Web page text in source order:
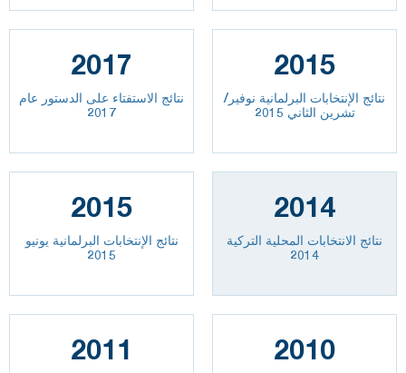
2017
نتائج الاستفتاء على الدستور عام
2017
2015
نتائج الإنتخابات البرلمانية نوفير/
تشرين الثاني 2015
2015
نتائج الإنتخابات البرلمانية يونيو
2015
2014
نتائج الانتخابات المحلية التركية
2014
2011 2010